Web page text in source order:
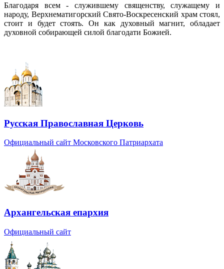
Благодаря всем - служившему священству, служащему и
народу, Верхнематигорский Свято-Воскресенский храм стоял,
стоит и будет стоять. Он как духовный магнит, обладает
духовной собирающей силой благодати Божией.
Русская Православная Церковь
Официальный сайт Московского Патриархата
Архангельская епархия
Официальный сайт